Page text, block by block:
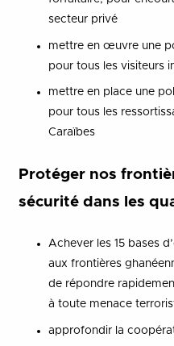
secteur privé
mettre en œuvre une
pour tous les visiteurs
mettre en place une
pour tous les
Caraïbes
Protéger nos
sécurité dans les
Achever les 15 bases
aux frontières
de répondre
à toute menace
approfondir la